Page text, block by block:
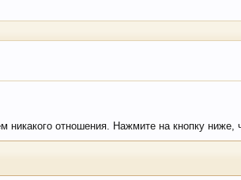
отношения. Нажмите на кнопку